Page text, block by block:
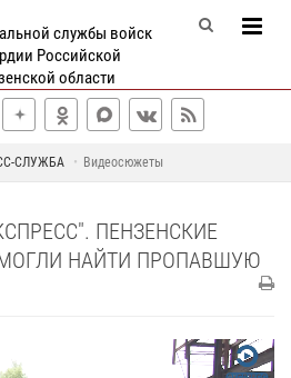
службы войск
Российской
области
СЛУЖБА Видеосюжеты
ПЕНЗЕНСКИЕ
НАЙТИ ПРОПАВШУЮ